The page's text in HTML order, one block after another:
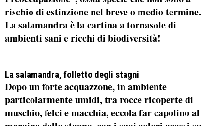
rischio di estinzione nel breve o medio termine.
La salamandra è la cartina a tornasole di
ambienti sani e ricchi di biodiversità!
La salamandra, folletto degli stagni
Dopo un forte acquazzone, in ambiente
particolarmente umidi, tra rocce ricoperte di
muschio, felci e macchia, eccola far capolino al